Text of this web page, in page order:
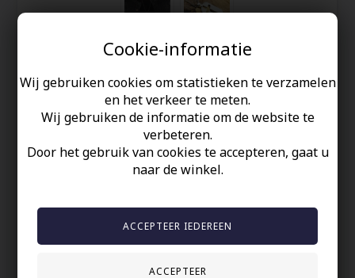
Cookie-informatie
Wij gebruiken cookies om statistieken te verzamelen
en het verkeer te meten.
Wij gebruiken de informatie om de website te
verbeteren.
Door het gebruik van cookies te accepteren, gaat u
naar de winkel.
Ketting met kruis in staal
42,00 EUR
Roestvrij staal met vergulde achterkant, en glanzend bos wat
super mooi spel geeft in deze kruis ketting.
De hanger meet 2,2 x 4,5 cm en wordt geleverd met een